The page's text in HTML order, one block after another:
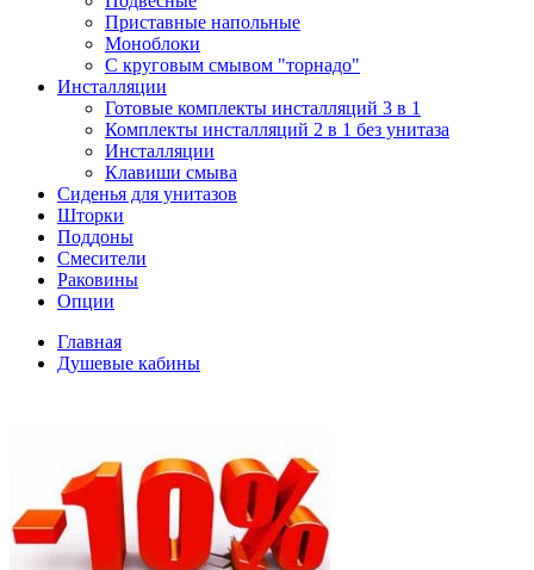
Приставные напольные
Моноблоки
С круговым смывом "торнадо"
Инсталляции
Готовые комплекты инсталляций 3 в 1
Комплекты инсталляций 2 в 1 без унитаза
Инсталляции
Клавиши смыва
Сиденья для унитазов
Шторки
Поддоны
Смесители
Раковины
Опции
Главная
Душевые кабины